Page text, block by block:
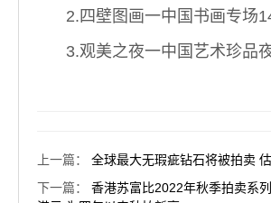
2.四壁图画一中国书画专场
3.观美之夜一中国艺术珍品
上一篇： 全球最大无瑕疵钻石将被拍卖
下一篇： 香港苏富比2022年秋季拍卖系